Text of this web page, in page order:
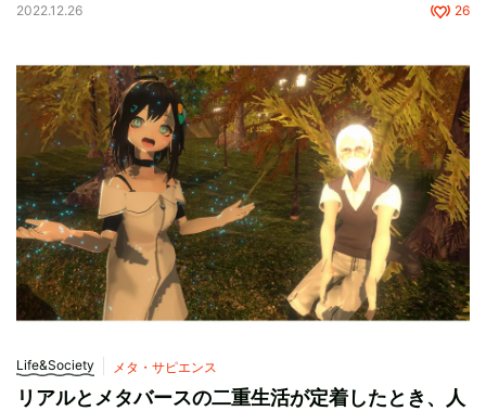
2022.12.26 26
Life&Society メタ・サピエンス
リアルとメタバースの二重生活が定着したとき、人